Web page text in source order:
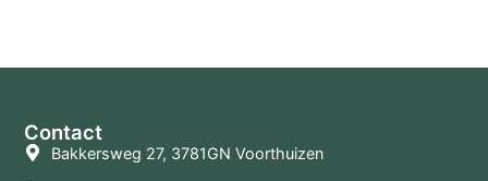
Contact
Bakkersweg 27, 3781GN Voorthuizen